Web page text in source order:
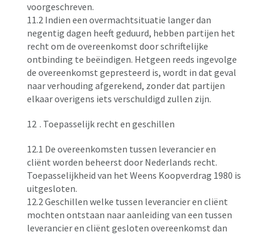
voorgeschreven.
11.2 Indien een overmachtsituatie langer dan
negentig dagen heeft geduurd, hebben partijen het
recht om de overeenkomst door schriftelijke
ontbinding te beëindigen. Hetgeen reeds ingevolge
de overeenkomst gepresteerd is, wordt in dat geval
naar verhouding afgerekend, zonder dat partijen
elkaar overigens iets verschuldigd zullen zijn.
12 . Toepasselijk recht en geschillen
12.1 De overeenkomsten tussen leverancier en
cliënt worden beheerst door Nederlands recht.
Toepasselijkheid van het Weens Koopverdrag 1980 is
uitgesloten.
12.2 Geschillen welke tussen leverancier en cliënt
mochten ontstaan naar aanleiding van een tussen
leverancier en cliënt gesloten overeenkomst dan